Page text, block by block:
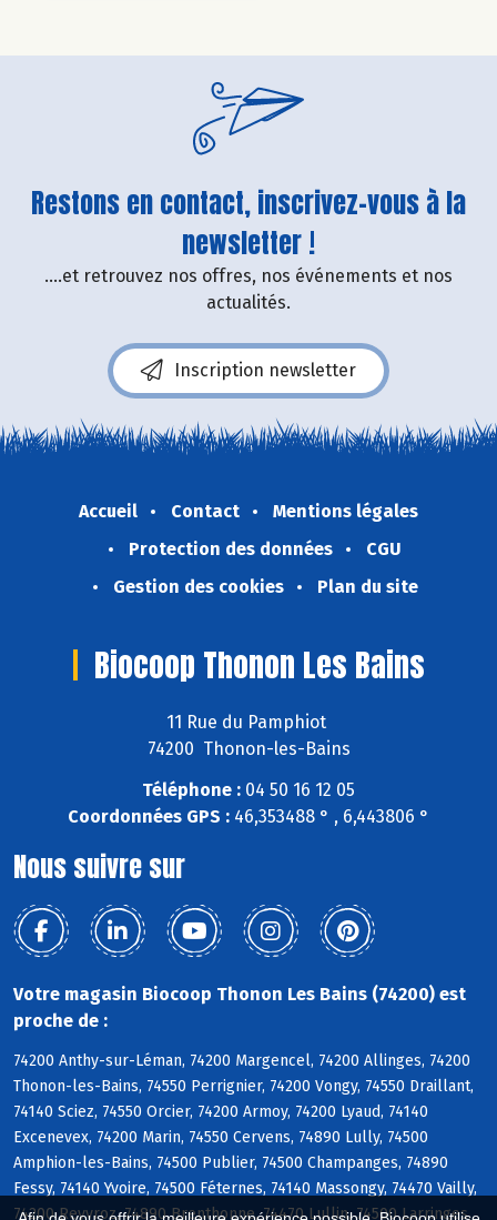
Restons en contact, inscrivez-vous à la
newsletter !
....et retrouvez nos offres, nos événements et nos
actualités.
Inscription newsletter
Accueil Contact
Mentions légales
Protection des données
CGU
Gestion des cookies
Plan du site
Biocoop Thonon Les Bains
11 Rue du Pamphiot
74200 Thonon-les-Bains
Téléphone : 04 50 16 12 05
Coordonnées GPS : 46,353488 ° , 6,443806 °
Nous suivre sur
Votre magasin Biocoop Thonon Les Bains (74200) est
proche de :
74200 Anthy-sur-Léman, 74200 Margencel, 74200 Allinges, 74200
Thonon-les-Bains, 74550 Perrignier, 74200 Vongy, 74550 Draillant,
74140 Sciez, 74550 Orcier, 74200 Armoy, 74200 Lyaud, 74140
Excenevex, 74200 Marin, 74550 Cervens, 74890 Lully, 74500
Amphion-les-Bains, 74500 Publier, 74500 Champanges, 74890
Fessy, 74140 Yvoire, 74500 Féternes, 74140 Massongy, 74470 Vailly,
74200 Reyvroz, 74890 Brenthonne, 74470 Lullin, 74500 Larringes,